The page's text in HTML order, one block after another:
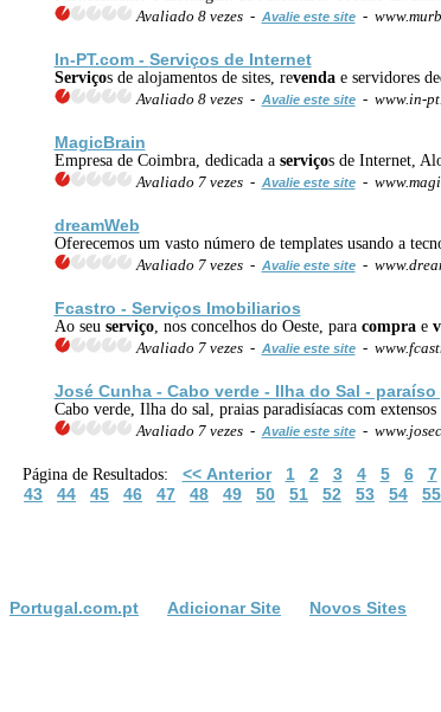
Avaliado 8 vezes - Avalie este site-
In-PT.com - Serviços de Internet
Serviços de alojamentos de sites, revendae servidores
Avaliado 8 vezes - Avalie este site- www.in-
MagicBrain
Empresa de Coimbra, dedicada a serviços de Internet,
Avaliado 7 vezes - Avalie este site-
dreamWeb
Oferecemos um vasto número de templates usando a
Avaliado 7 vezes - Avalie este site-
Fcastro - Serviços Imobiliarios
Ao seu serviço, nos concelhos do Oeste, para comprae
Avaliado 7 vezes - Avalie este site-
José Cunha - Cabo verde - Ilha do Sal - paraíso
Cabo verde, Ilha do sal, praias paradisíacas com
Avaliado 7 vezes - Avalie este site-
Página de Resultados: << Anterior 1 2 3 4 5 6 7
43
44 45 46 47 48 49 50 51 52 53 54 55
Portugal.com.pt Adicionar Site Novos Sites